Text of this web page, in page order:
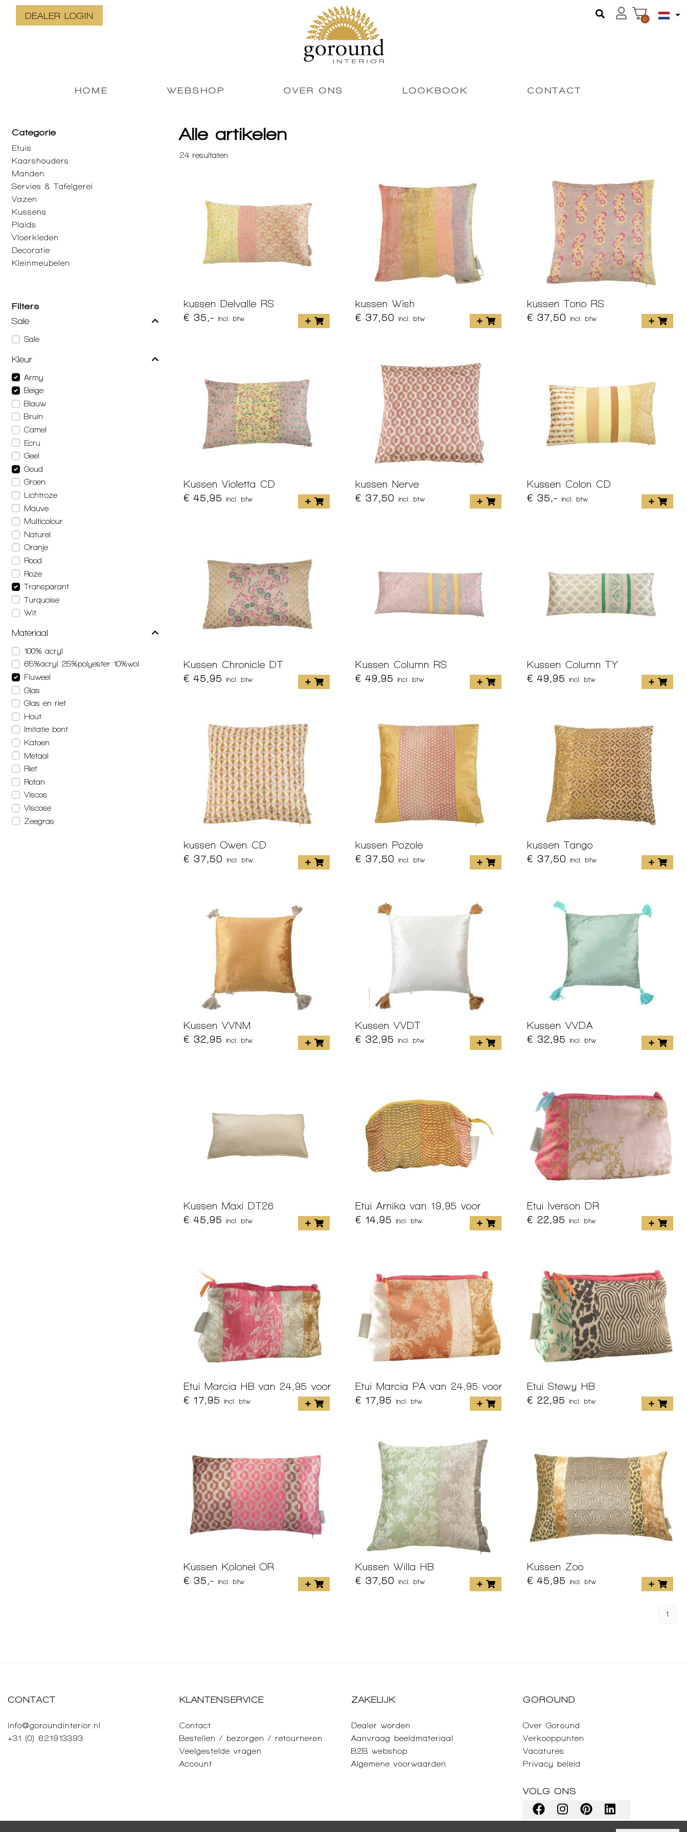
DEALER LOGIN 0
HOME WEBSHOP OVER ONS LOOKBOOK CONTACT
Categorie
Etuis
Kaarshouders
Manden
Servies & Tafelgerei
Vazen
Kussens
Plaids
Vloerkleden
Decoratie
Kleinmeubelen
Filters
Sale
Sale
Kleur
Army
Beige
Blauw
Bruin
Camel
Ecru
Geel
Goud
Groen
Lichtroze
Mauve
Multicolour
Naturel
Oranje
Rood
Roze
Transparant
Turquoise
Wit
Materiaal
100% acryl
65%acryl 25%polyester 10%wol
Fluweel
Glas
Glas en riet
Hout
Imitatie bont
Katoen
Metaal
Riet
Rotan
Viscos
Viscose
Zeegras
Alle artikelen
24 resultaten
kussen Delvalle RS
€ 35,-
incl. btw
kussen Wish
€ 37,50
incl. btw
kussen Tono RS
€ 37,50
incl. btw
Kussen Violetta CD
€ 45,95
incl. btw
kussen Nerve
€ 37,50
incl. btw
Kussen Colon CD
€ 35,-
incl. btw
Kussen Chronicle DT
€ 45,95
incl. btw
Kussen Column RS
€ 49,95
incl. btw
Kussen Column TY
€ 49,95
incl. btw
kussen Owen CD
€ 37,50
incl. btw
kussen Pozole
€ 37,50
incl. btw
kussen Tango
€ 37,50
incl. btw
Kussen VVNM
€ 32,95
incl. btw
Kussen VVDT
€ 32,95
incl. btw
Kussen VVDA
€ 32,95
incl. btw
Kussen Maxi DT26
€ 45,95
incl. btw
Etui Arnika van 19,95 voor
€ 14,95
incl. btw
Etui Iverson DR
€ 22,95
incl. btw
Etui Marcia HB van 24,95 voor
€ 17,95
incl. btw
Etui Marcia PA van 24,95 voor
€ 17,95
incl. btw
Etui Stewy HB
€ 22,95
incl. btw
Kussen Kolonel OR
€ 35,-
incl. btw
Kussen Willa HB
€ 37,50
incl. btw
Kussen Zoo
€ 45,95
incl. btw
1
CONTACT
info@goroundinterior.nl
+31 (0) 621913393
KLANTENSERVICE
Contact
Bestellen / bezorgen / retourneren
Veelgestelde vragen
Account
ZAKELIJK
Dealer worden
Aanvraag beeldmateriaal
B2B webshop
Algemene voorwaarden
GOROUND
Over Goround
Verkooppunten
Vacatures
Privacy beleid
VOLG ONS